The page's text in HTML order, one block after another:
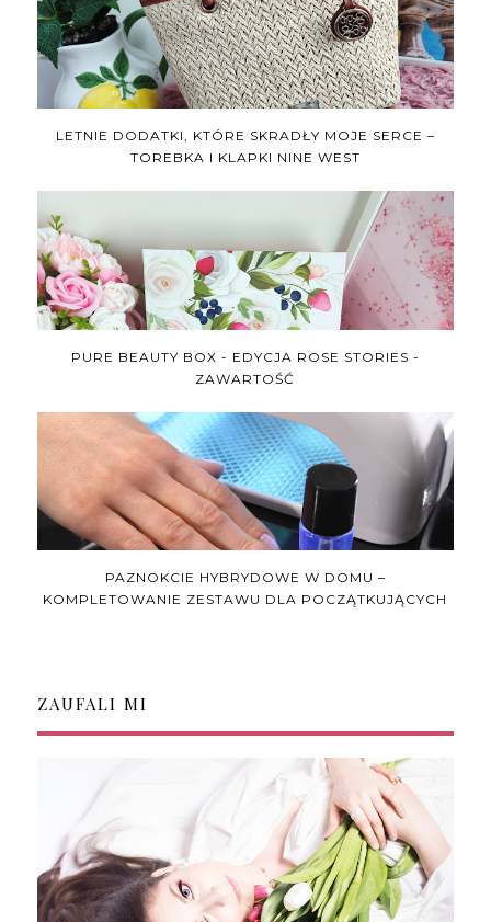
LETNIE DODATKI, KTÓRE SKRADŁY MOJE SERCE –
TOREBKA I KLAPKI NINE WEST
PURE BEAUTY BOX - EDYCJA ROSE STORIES -
ZAWARTOŚĆ
PAZNOKCIE HYBRYDOWE W DOMU –
KOMPLETOWANIE ZESTAWU DLA POCZĄTKUJĄCYCH
ZAUFALI MI